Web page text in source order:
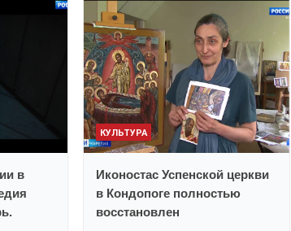
в
КУЛЬТУРА
Иконостас Успенской церкви
в Кондопоге полностью
восстановлен